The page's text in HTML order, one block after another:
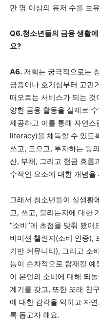
만 명 이상의 유저 수를 보
Q6.청소년들의 금융 생활
요?
A6. 저희는 궁극적으로는
금증이나 호기심부터 고민
떠오르는 서비스가 되는
양한 금융 활동을 실제로
제공하고 이를 통해 자연
literacy)을 체득할 수 있도
쓰고, 모으고, 투자하는 등
산, 부채, 그리고 현금 흐름
수적인 요소에 대한 개념
그래서 청소년들이 실생활
고, 쓰고, 불리는지에 대한
“소비”에 초점을 맞춰 봤
비미션 챌린지(소비 인증),
기반 커뮤니티), 그리고 소
능이 순차적으로 탑재될
이 본인의 소비에 대해 되
계기를 갖고, 또한 또래 친
에 대한 감각을 익히고 자
록 돕고자 해요.